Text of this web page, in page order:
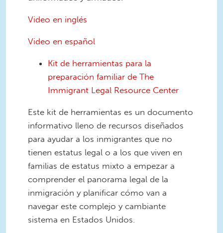
Video en inglés
Video en español
Kit de herramientas para la
preparación familiar de The
Immigrant Legal Resource Center
Este kit de herramientas es un documento
informativo lleno de recursos diseñados
para ayudar a los inmigrantes que no
tienen estatus legal o a los que viven en
familias de estatus mixto a empezar a
comprender el panorama legal de la
inmigración y planificar cómo van a
navegar este complejo y cambiante
sistema en Estados Unidos.